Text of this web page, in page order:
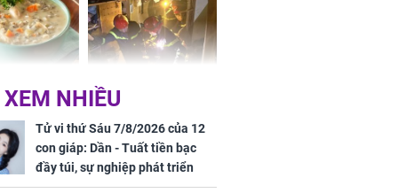
khỏe và
đúng
bình dân
Cháy nhà 2 tầng ở
TPHCM, cha và con
trai 12 tuổi tử vong
thương tâm
NHIỀU
Tử vi thứ Sáu 7/8/2026 của 12
con giáp: Dần - Tuất tiền bạc
đầy túi, sự nghiệp phát triển
hưng thịnh, Mão - Thân tài lộc